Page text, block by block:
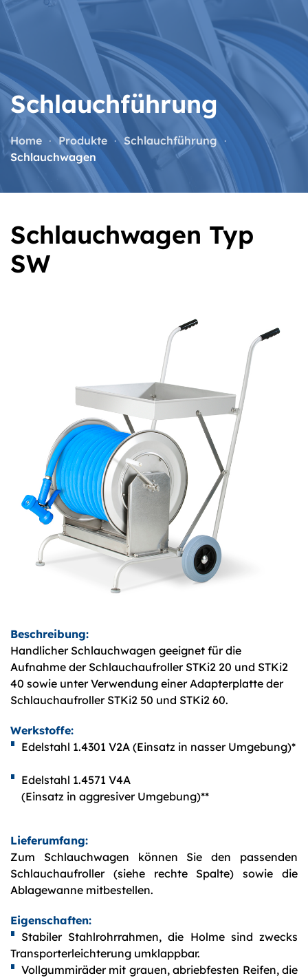
Zum Hauptinhalt springen
Schlauchführung
Home Produkte
Schlauchführung
Schlauchwagen
Schlauchwagen Typ
SW
Beschreibung:
Handlicher Schlauchwagen geeignet für die
Aufnahme der Schlauchaufroller STKi2 20 und STKi2
40 sowie unter Verwendung einer Adapterplatte der
Schlauchaufroller STKi2 50 und STKi2 60.
Werkstoffe:
Edelstahl 1.4301 V2A (Einsatz in nasser Umgebung)*
Edelstahl 1.4571 V4A
(Einsatz in aggresiver Umgebung)**
Lieferumfang:
Zum Schlauchwagen können Sie den passenden
Schlauchaufroller (siehe rechte Spalte) sowie die
Ablagewanne mitbestellen.
Eigenschaften:
Stabiler Stahlrohrrahmen, die Holme sind zwecks
Transporterleichterung umklappbar.
Vollgummiräder mit grauen, abriebfesten Reifen, die